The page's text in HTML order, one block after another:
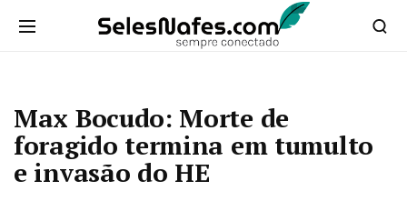
Max Bocudo: Morte de
foragido termina em tumulto
e invasão do HE